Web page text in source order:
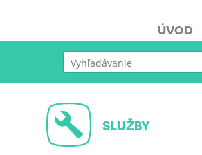
ÚVOD
SLUŽBY